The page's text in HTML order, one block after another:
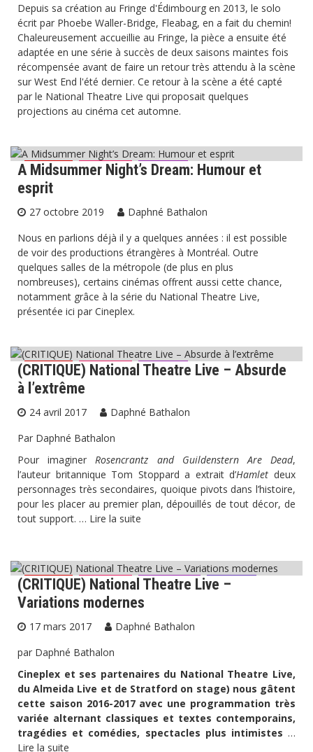
Depuis sa création au Fringe d'Édimbourg en 2013, le solo
écrit par Phoebe Waller-Bridge, Fleabag, en a fait du chemin!
Chaleureusement accueillie au Fringe, la pièce a ensuite été
adaptée en une série à succès de deux saisons maintes fois
récompensée avant de faire un retour très attendu à la scène
sur West End l'été dernier. Ce retour à la scène a été capté
par le National Theatre Live qui proposait quelques
projections au cinéma cet automne.
Cinéma Critiques Théâtre
A Midsummer Night’s Dream: Humour et
esprit
27 octobre 2019
Daphné Bathalon
Nous en parlions déjà il y a quelques années : il est possible
de voir des productions étrangères à Montréal. Outre
quelques salles de la métropole (de plus en plus
nombreuses), certains cinémas offrent aussi cette chance,
notamment grâce à la série du National Theatre Live,
présentée ici par Cineplex.
Cinéma Critiques Théâtre
(CRITIQUE) National Theatre Live – Absurde
à l’extrême
24 avril 2017
Daphné Bathalon
Par Daphné Bathalon
Pour imaginerRosencrantz and Guildenstern Are Dead,
l’auteur britannique Tom Stoppard a extrait d’Hamlet deux
personnages très secondaires, quoique pivots dans l’histoire,
pour les placer au premier plan, dépouillés de tout décor, de
tout support. … Lire la suite
Cinéma Critiques Hiver 2017 Théâtre
(CRITIQUE) National Theatre Live –
Variations modernes
17 mars 2017
Daphné Bathalon
par Daphné Bathalon
Cineplex et ses partenaires du National Theatre Live,
du Almeida Live et de Stratford on stage) nous gâtent
cette saison 2016-2017 avec une programmation très
variée alternant classiques et textes contemporains,
tragédies et comédies, spectacles plus intimistes …
Lire la suite